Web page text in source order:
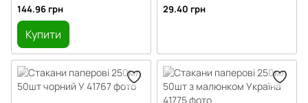
144.96 грн
Купити
29.40 грн